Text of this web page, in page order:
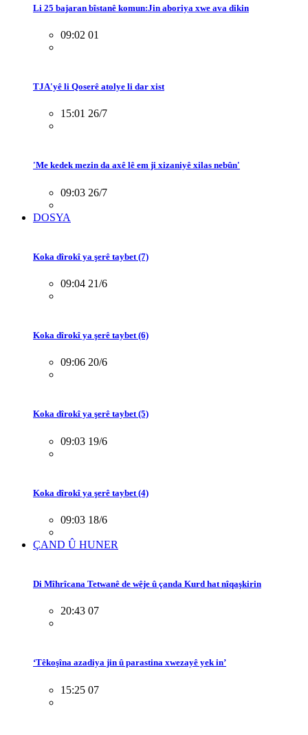
Li 25 bajaran bîstanê komun:Jin aboriya xwe ava dikin
09:02 01
TJA'yê li Qoserê atolye li dar xist
15:01 26/7
'Me kedek mezin da axê lê em ji xizaniyê xilas nebûn'
09:03 26/7
DOSYA
Koka dîrokî ya şerê taybet (7)
09:04 21/6
Koka dîrokî ya şerê taybet (6)
09:06 20/6
Koka dîrokî ya şerê taybet (5)
09:03 19/6
Koka dîrokî ya şerê taybet (4)
09:03 18/6
ÇAND Û HUNER
Di Mîhrîcana Tetwanê de wêje û çanda Kurd hat nîqaşkirin
20:43 07
‘Têkoşîna azadiya jin û parastina xwezayê yek in’
15:25 07